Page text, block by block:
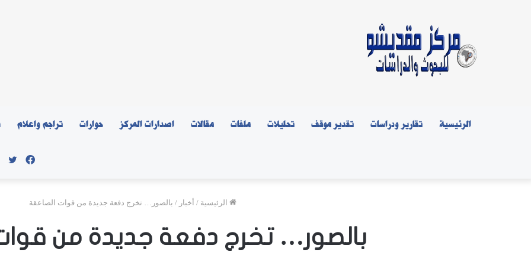
الرئيسية تقارير ودراسات تقدير موقف تحليلات ملفات مقالات اصدارات المركز حوارات تراجم واعلام
الرئيسية / أخبار / بالصور… تخرج دفعة جديدة من قوات الصاعقة
بالصور… تخرج دفعة جديدة من